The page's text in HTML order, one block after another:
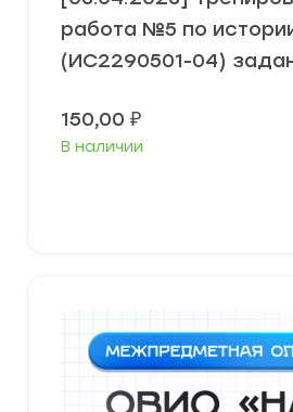
работа №5 по
(ИС2290501-04)
150,00 ₽
В наличии